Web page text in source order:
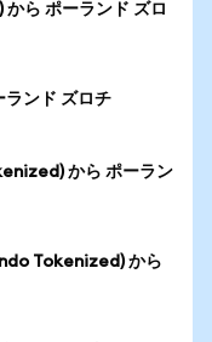
ら ポーランド ズロ
ンド ズロチ
から ポーラン
Tokenized) から